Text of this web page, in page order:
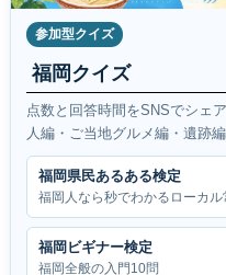
参加型クイズ
福岡クイズ
点数と回答時間をSNSでシェ
人編・ご当地グルメ編・遺跡
福岡県民あるある検定
福岡人なら秒でわかるローカル
福岡ビギナー検定
福岡全般の入門10問